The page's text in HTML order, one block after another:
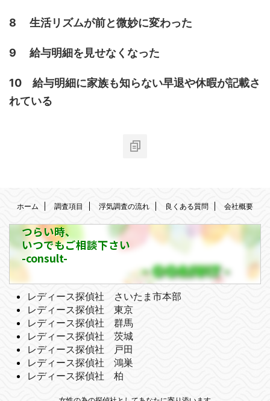
8 生活リズムが前と微妙に変わった
9 給与明細を見せなくなった
10 給与明細に家族も知らない早退や休暇が記載さ
れている
ホーム 調査項目 浮気調査の流れ 良くある質問 会社概要
つらい時、
いつでもご相談下さい
-consult-
レディース探偵社 さいたま市本部
レディース探偵社 東京
レディース探偵社 群馬
レディース探偵社 茨城
レディース探偵社 戸田
レディース探偵社 鴻巣
レディース探偵社 柏